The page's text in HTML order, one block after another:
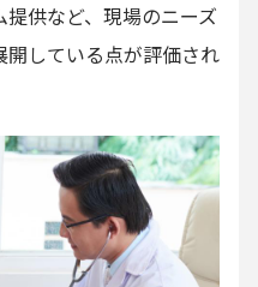
供など、現場のニーズ
している点が評価され